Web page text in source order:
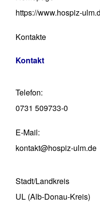
https://www.hospiz-
Kontakte
Kontakt
Telefon
0731 509733-0
E-Mail
kontakt@hospiz-ulm.de
Stadt/Landkreis
UL (Alb-Donau-Kreis)